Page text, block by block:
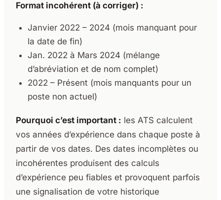
Format incohérent (à corriger) :
Janvier 2022 – 2024 (mois manquant pour
la date de fin)
Jan. 2022 à Mars 2024 (mélange
d’abréviation et de nom complet)
2022 – Présent (mois manquants pour un
poste non actuel)
Pourquoi c’est important : les ATS calculent
vos années d’expérience dans chaque poste à
partir de vos dates. Des dates incomplètes ou
incohérentes produisent des calculs
d’expérience peu fiables et provoquent parfois
une signalisation de votre historique